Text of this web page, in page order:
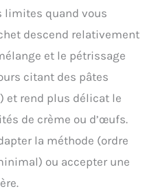
de
Ces
facilitent
des
en fonction
recettes.
ET ENTRETIEN
: Les accessoires,
que le fouet, le
et le crochet
offrent une
pour
limites quand vous
descend relativement
et le pétrissage
citant des pâtes
et rend plus délicat le
de crème ou d’œufs.
la méthode (ordre
ou accepter une